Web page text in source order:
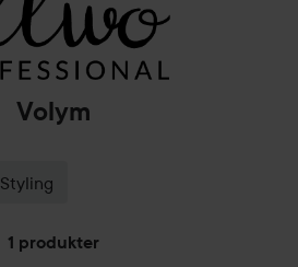
Volym
Styling
1 produkter